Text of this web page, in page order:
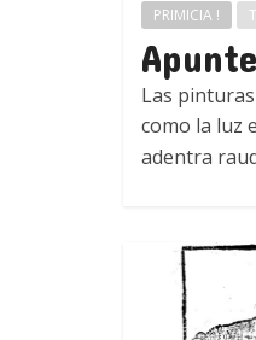
PRIMICIA !
Las
como la luz
adentra